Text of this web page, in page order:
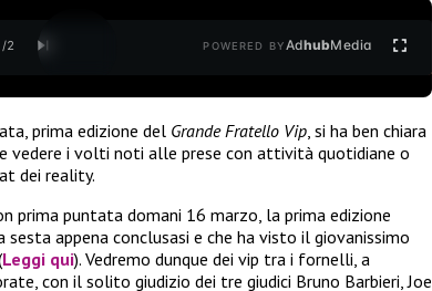
/2 POWERED BYAdhubMedia
prima edizione del Grande Fratello Vip , si ha ben chiara
vedere i volti noti alle prese con attività quotidiane o
dei reality.
prima puntata domani 16 marzo, la prima edizione
sesta appena conclusasi e che ha visto il giovanissimo
Leggi qui). Vedremo dunque dei vip tra i fornelli, a
con il solito giudizio dei tre giudici Bruno Barbieri, Joe